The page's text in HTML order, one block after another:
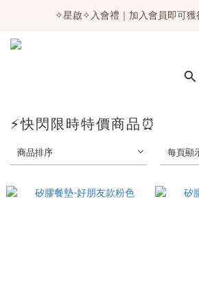
✧星啟✧入會禮｜加入會員即可獲
⚡️快閃限時特價商品⏰
商品排序 每頁顯